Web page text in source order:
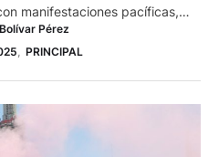
manifestaciones pacíficas,
contingente de policías y
con dos plantones en las vías
Bolívar Pérez
PRINCIPAL